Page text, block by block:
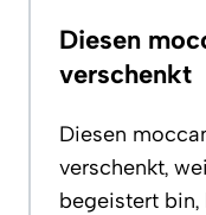
Diesen
verschenkt
Diesen
verschenkt,
begeistert bin,